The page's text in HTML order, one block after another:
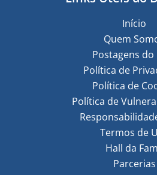
Início
Quem
Postagens do
Política de
Política de
Política de
Termos de
Hall da
Parcerias